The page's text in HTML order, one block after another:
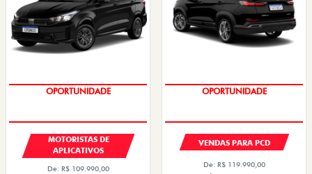
OPORTUNIDADE
MOTORISTAS DE
APLICATIVOS
De: R$ 109.990,00
OPORTUNIDADE
VENDAS PARA PCD
De: R$ 119.990,00